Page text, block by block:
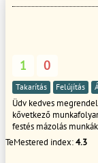
1 0
Takarítás Felújítás
Üdv kedves
kővetkező
festés mázolás
TeMestered index:4.3